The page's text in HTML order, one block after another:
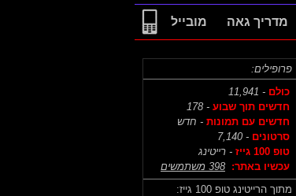
מדריך גאה מובייל
פרופילים:
כולם - 11,941
חדשים תוך שבוע - 178
חדשים עם תמונות - חדש
סרטונים - 7,140
טופ 100 גייז
- רייטינג
עכשיו באתר: 398 משתמשים
מתוך הרייטינג טופ 100 גייז: